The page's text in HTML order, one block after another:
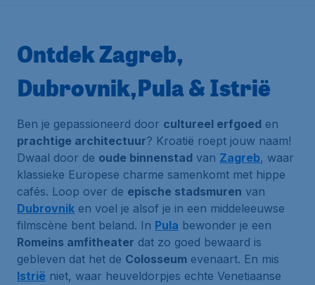
Ontdek Zagreb,
Dubrovnik,Pula & Istrië
Ben je gepassioneerd door cultureel erfgoed en
prachtige architectuur? Kroatië roept jouw naam!
Dwaal door de oude binnenstad van Zagreb, waar
klassieke Europese charme samenkomt met hippe
cafés. Loop over de epische stadsmuren van
Dubrovnik en voel je alsof je in een middeleeuwse
filmscène bent beland. In Pula bewonder je een
Romeins amfitheater dat zo goed bewaard is
gebleven dat het de Colosseum evenaart. En mis
Istrië niet, waar heuveldorpjes echte Venetiaanse